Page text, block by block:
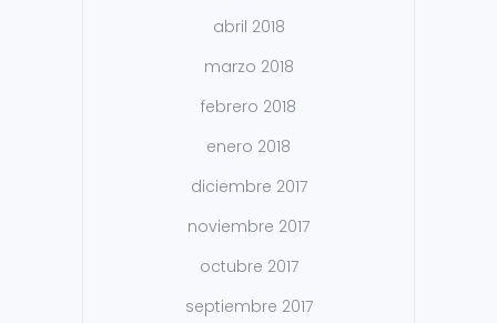
abril 2018
marzo 2018
febrero 2018
enero 2018
diciembre 2017
noviembre 2017
octubre 2017
septiembre 2017